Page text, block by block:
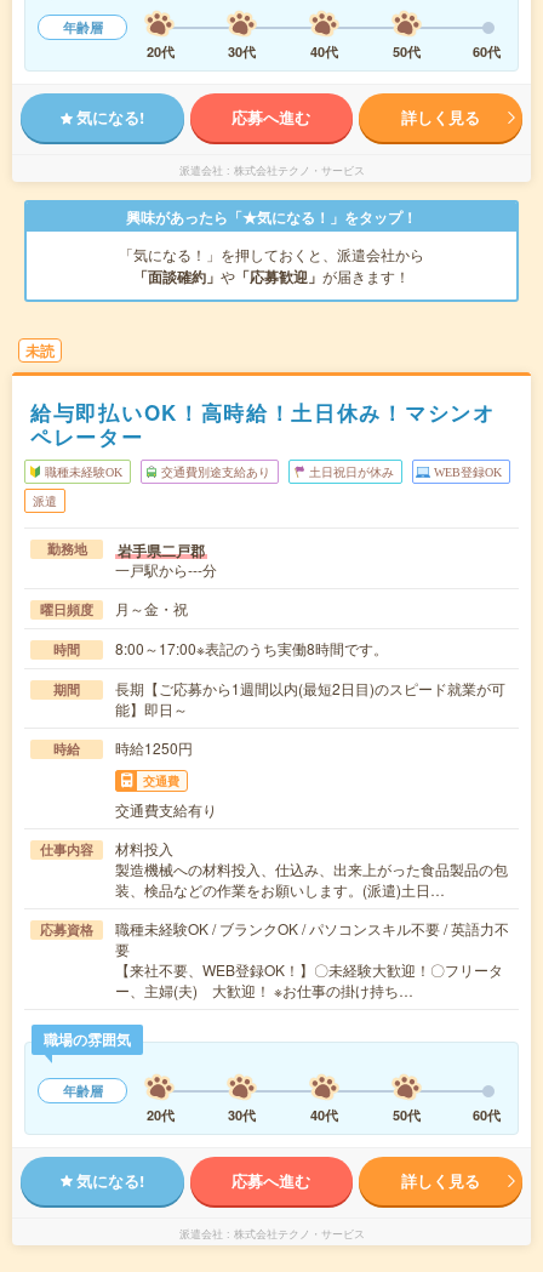
年齢層
20代
30代 40代 50代 60代
気になる! 応募へ進む 詳しく見る
派遣会社 株式会社テクノ・サービス
興味があったら「★気になる！」をタップ！
「気になる！」を押しておくと、派遣会社から
「面談確約」 や 「応募歓迎」 が届きます！
未読
給与即払いOK！高時給！土日休み！マシンオ
ペレーター
職種未経験OK 交通費別途支給あり 土日祝日が休み WEB登録OK
派遣
勤務地 岩手県二戸郡
一戸駅から---分
曜日頻度 月～金・祝
時間 8:00～17:00※表記のうち実働8時間です。
期間
長期【ご応募から1週間以内(最短2日目)のスピード就業が可
能】即日～
時給 時給1250円
交通費
交通費支給有り
仕事内容
材料投入
製造機械への材料投入、仕込み、出来上がった食品製品の包
装、検品などの作業をお願いします。(派遣)土日…
応募資格
職種未経験OK / ブランクOK / パソコンスキル不要 / 英語力不
要
【来社不要、WEB登録OK！】〇未経験大歓迎！〇フリータ
ー、主婦(夫) 大歓迎！ ※お仕事の掛け持ち…
職場の雰囲気
年齢層
20代
30代 40代 50代 60代
気になる! 応募へ進む 詳しく見る
派遣会社 株式会社テクノ・サービス